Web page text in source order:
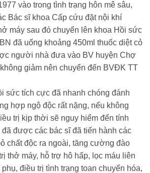
vào trong tình trạng hôn mê sâu,
Bác sĩ khoa Cấp cứu đặt nội khí
máy sau đó chuyển lên khoa Hồi sức
đã uống khoảng 450ml thuốc diệt cỏ
người nhà đưa vào BV huyện Chợ
giảm nên chuyển đến BVĐK TT
sức tích cực đã nhanh chóng đánh
hợp ngộ độc rất nặng, nếu không
trị kịp thời sẽ nguy hiểm đến tính
được các bác sĩ đã tiến hành các
chất độc ra ngoài, tăng cường đào
thở máy, hỗ trợ hô hấp, lọc máu liên
điều trị tình trạng toan chuyển hóa,